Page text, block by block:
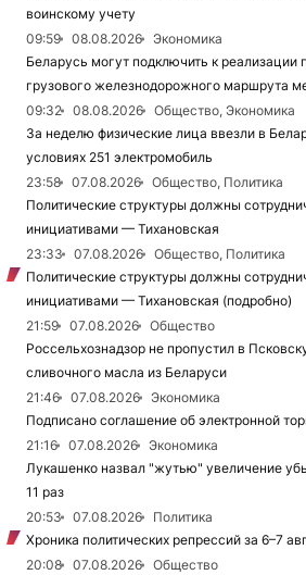
воинскому учету
09:59
08.08.2026
Экономика
Беларусь могут подключить к реализации
грузового железнодорожного маршрута
09:32
08.08.2026
Общество, Экономика
За неделю физические лица ввезли в
условиях 251 электромобиль
23:58
07.08.2026
Общество, Политика
Политические структуры должны
инициативами — Тихановская
23:33
07.08.2026
Общество, Политика
Политические структуры должны
инициативами — Тихановская (подробно)
21:59
07.08.2026
Общество
Россельхознадзор не пропустил в
сливочного масла из Беларуси
21:46
07.08.2026
Экономика
Подписано соглашение об электронной
21:16
07.08.2026
Экономика
Лукашенко назвал "жутью" увеличение
11 раз
20:53
07.08.2026
Политика
Хроника политических репрессий за 6–7
20:08
07.08.2026
Общество